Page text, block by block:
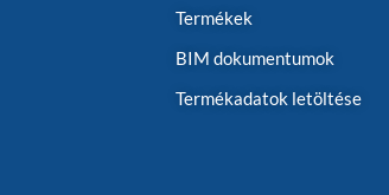
Termékek
BIM dokumentumok
Termékadatok letöltése